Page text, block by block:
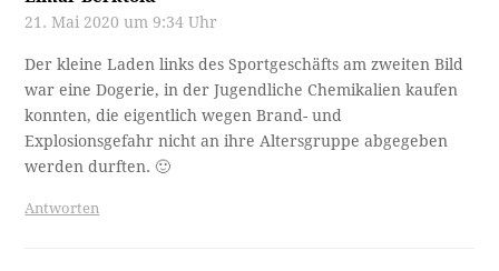
21. Mai 2020 um 9:34 Uhr
Der kleine Laden links des Sportgeschäfts am zweiten Bild
war eine Dogerie, in der Jugendliche Chemikalien kaufen
konnten, die eigentlich wegen Brand- und
Explosionsgefahr nicht an ihre Altersgruppe abgegeben
werden durften. 🙂
Antworten